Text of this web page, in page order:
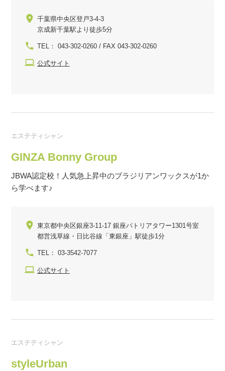
千葉県中央区登戸3-4-3
京成新千葉駅より徒歩5分
TEL： 043-302-0260 / FAX 043-302-0260
公式サイト
エステティシャン
GINZA Bonny Group
JBWA認定校！人気急上昇中のブラジリアンワックスが1か
ら学べます♪
東京都中央区銀座3-11-17 銀座パトリアタワー1301号室
都営浅草線・日比谷線「東銀座」駅徒歩1分
TEL： 03-3542-7077
公式サイト
エステティシャン
styleUrban